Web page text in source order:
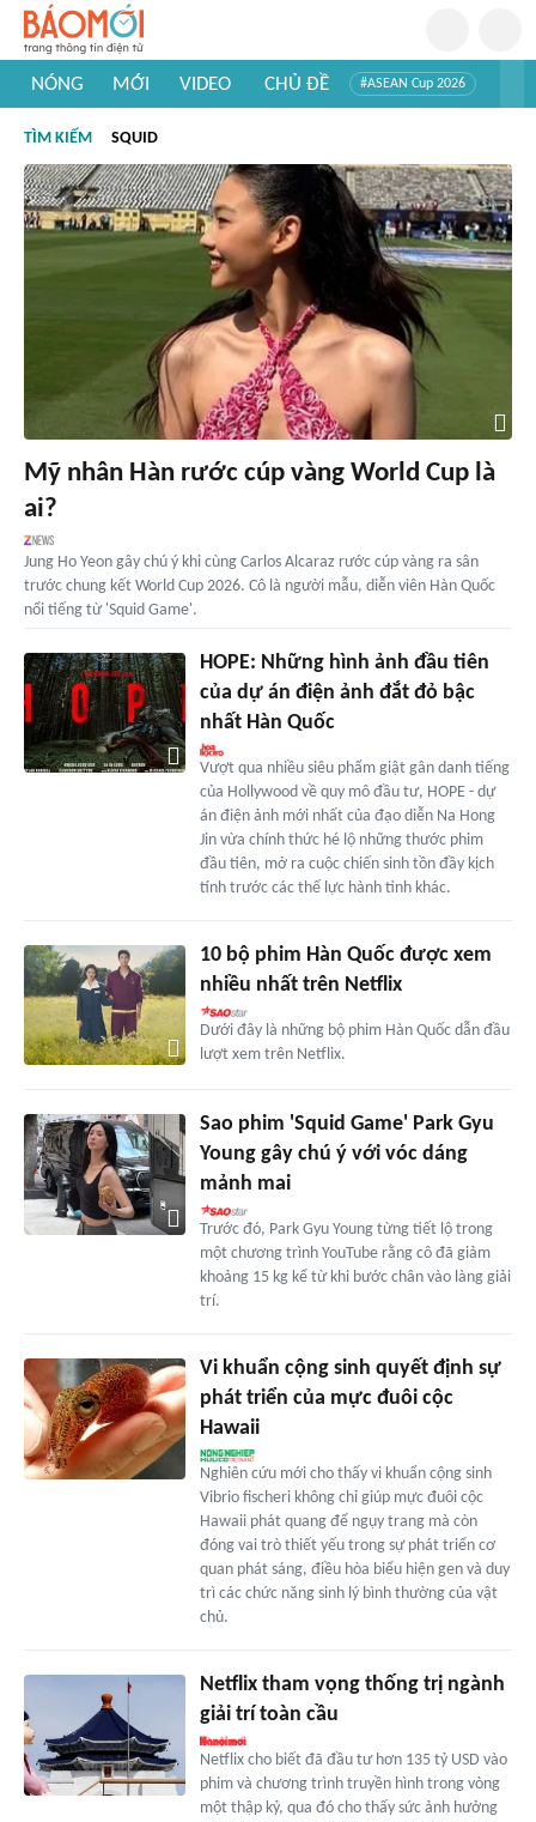
NÓNG MỚI VIDEO CHỦ ĐỀ #ASEAN Cup 2026
#Khám phá thế giới
TÌM KIẾM SQUID
Mỹ nhân Hàn rước cúp vàng World Cup là
ai?
Jung Ho Yeon gây chú ý khi cùng Carlos Alcaraz rước cúp vàng ra sân
trước chung kết World Cup 2026. Cô là người mẫu, diễn viên Hàn Quốc
nổi tiếng từ 'Squid Game'.
HOPE: Những hình ảnh đầu tiên
của dự án điện ảnh đắt đỏ bậc
nhất Hàn Quốc
Vượt qua nhiều siêu phẩm giật gân danh tiếng
của Hollywood về quy mô đầu tư, HOPE - dự
án điện ảnh mới nhất của đạo diễn Na Hong
Jin vừa chính thức hé lộ những thước phim
đầu tiên, mở ra cuộc chiến sinh tồn đầy kịch
tính trước các thế lực hành tinh khác.
10 bộ phim Hàn Quốc được xem
nhiều nhất trên Netflix
Dưới đây là những bộ phim Hàn Quốc dẫn đầu
lượt xem trên Netflix.
Sao phim 'Squid Game' Park Gyu
Young gây chú ý với vóc dáng
mảnh mai
Trước đó, Park Gyu Young từng tiết lộ trong
một chương trình YouTube rằng cô đã giảm
khoảng 15 kg kể từ khi bước chân vào làng giải
trí.
Vi khuẩn cộng sinh quyết định sự
phát triển của mực đuôi cộc
Hawaii
Nghiên cứu mới cho thấy vi khuẩn cộng sinh
Vibrio fischeri không chỉ giúp mực đuôi cộc
Hawaii phát quang để ngụy trang mà còn
đóng vai trò thiết yếu trong sự phát triển cơ
quan phát sáng, điều hòa biểu hiện gen và duy
trì các chức năng sinh lý bình thường của vật
chủ.
Netflix tham vọng thống trị ngành
giải trí toàn cầu
Netflix cho biết đã đầu tư hơn 135 tỷ USD vào
phim và chương trình truyền hình trong vòng
một thập kỷ, qua đó cho thấy sức ảnh hưởng